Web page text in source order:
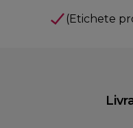
(Etichete